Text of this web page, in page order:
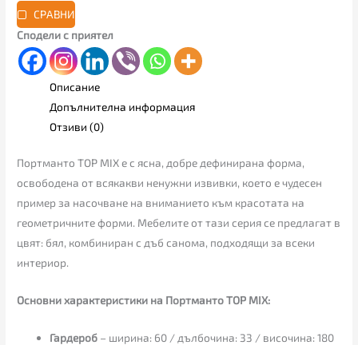
СРАВНИ
Сподели с приятел
Описание
Допълнителна информация
Отзиви (0)
Портманто TOP MIX е с ясна, добре дефинирана форма,
освободена от всякакви ненужни извивки, което е чудесен
пример за насочване на вниманието към красотата на
геометричните форми. Мебелите от тази серия се предлагат в
цвят: бял, комбиниран с дъб санома, подходящи за всеки
интериор.
Основни характеристики на Портманто TOP MIX:
Гардероб – ширина: 60 / дълбочина: 33 / височина: 180